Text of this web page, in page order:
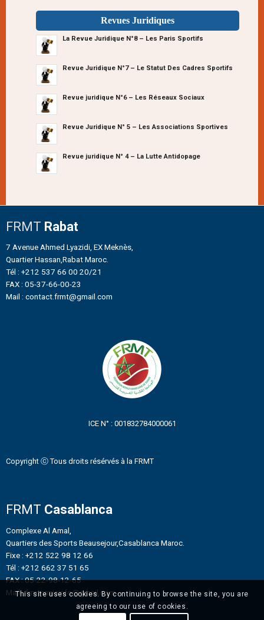
Revues Juridiques
La Revue Juridique N°8 – Les Paris Sportifs
Revue Juridique N°7 – Le Statut Des Cadres Sportifs
Revue juridique N°6 – Les Réseaux Sociaux
Revue Juridique N° 5 – Les Associations Sportives
Revue juridique N° 4 – La Lutte Antidopage
FRMT Rabat
7 Avenue Ahmed Lyazidi, EX Meknès,
Quartier Hassan,Rabat Maroc.
Tél : +212 537 66 00 20/21
FAX : 05-37-66-00-23
Mail : contact.frmt@gmail.com
ICE N° : 001832784000061
Copyright ⓒ Tous droits résérvés à la FRMT
FRMT Casablanca
Complexe Al Amal,
Quartiers des Sports Beausejour,Casablanca Maroc.
Fixe : +212 522 98 12 66
Tél : +212 662 37 51 65
FAX : 05-22-98-12-65
Mail : frmtennisinfo@gmail.com
This site uses cookies. By continuing to browse the site, you are
agreeing to our use of cookies.